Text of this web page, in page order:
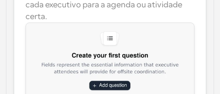
cada executivo para a agenda ou atividade
certa.